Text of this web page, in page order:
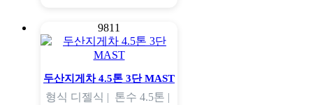
9811
두산지게차 4.5톤 3단 MAST
형식 디젤식 | 톤수 4.5톤 |